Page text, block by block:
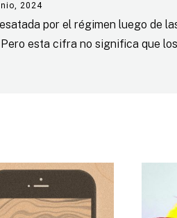
2024
por el régimen luego de
esta cifra no significa que